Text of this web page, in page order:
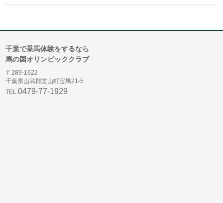
千葉で乗馬体験をするなら
馬の国オリンピッククラブ
〒289-1622
千葉県山武郡芝山町宝馬21-5
TEL.0479-77-1929